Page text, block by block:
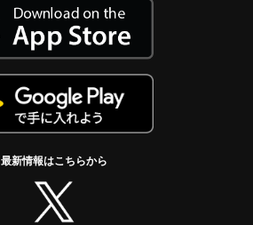
最新情報はこちらから